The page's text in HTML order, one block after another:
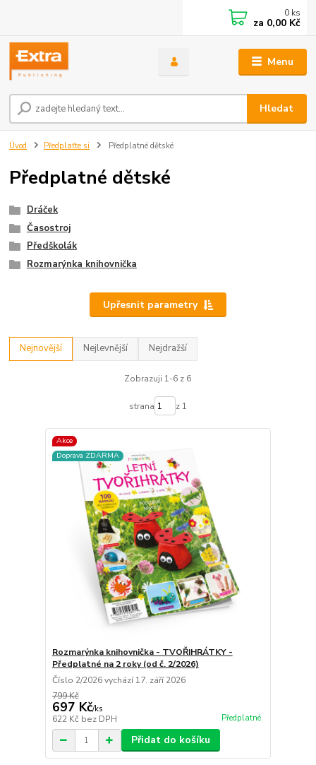
Menu
Hledat
0 ks
za 0,00 Kč
Úvod Předplaťte si Předplatné dětské
Předplatné dětské
Dráček
Časostroj
Předškolák
Rozmarýnka knihovnička
Upřesnit parametry
Nejnovější Nejlevnější Nejdražší
Zobrazuji 1-6 z 6
strana z 1
Akce
Doprava ZDARMA
Rozmarýnka knihovnička - TVOŘIHRÁTKY -
Předplatné na 2 roky (od č. 2/2026)
Číslo 2/2026 vychází 17. září 2026
799 Kč
697 Kč/ks
622 Kč bez DPH Předplatné
Přidat do košíku